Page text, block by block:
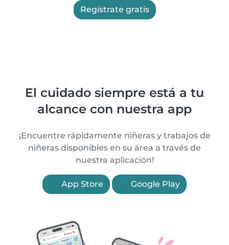
Regístrate gratis
El cuidado siempre está a tu
alcance con nuestra app
¡Encuentre rápidamente niñeras y trabajos de
niñeras disponibles en su área a través de
nuestra aplicación!
App Store Google Play